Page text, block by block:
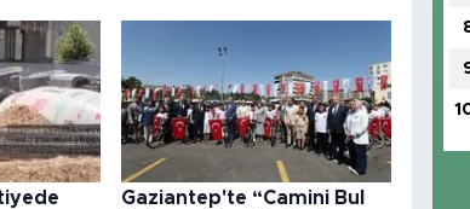
Gaziantep'te “Camini Bul